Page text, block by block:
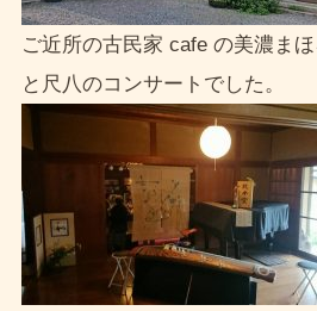
ご近所の古民家 cafe の美濃ま
と尺八のコンサートでした。